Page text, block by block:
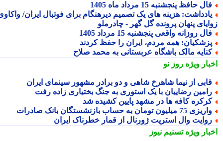
حافظ پنجشنبه 15 مرداد ماه 1405
هزینه های یک تصمیم دیرهنگام برای فوتبال ایران/ واکاوی
پنهان پرونده گل گهر - چادرملو
روزانه واقعی پنجشنبه 15 مرداد 1405
همه مردم، ایران را حفظ کردند
مالک باشگاه عربستانی به محمد صلاح
ویژهروز نو
از نیما شاهرخ شاهی و دو برادر مشهور سینمای ایران
رضاییان با یک استوری به جنگ بختیاری زاده رفت
کافه ها در مشهد پایین کشیده شد
75 میلیون تومان به حساب بازنشستگان بانک صادرات
وال استریت ژورنال از قمار خطرناک ایران
ویژهتسنیم نیوز